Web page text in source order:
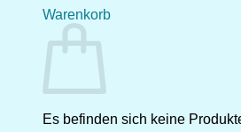
Warenkorb
Es befinden sich keine